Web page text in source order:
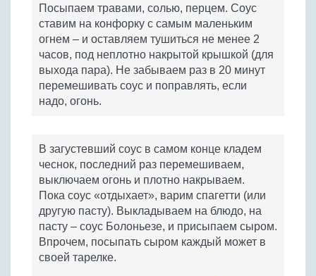
Посыпаем травами, солью, перцем. Соус
ставим на конфорку с самым маленьким
огнем – и оставляем тушиться не менее 2
часов, под неплотно накрытой крышкой (для
выхода пара). Не забываем раз в 20 минут
перемешивать соус и поправлять, если
надо, огонь.
В загустевший соус в самом конце кладем
чеснок, последний раз перемешиваем,
выключаем огонь и плотно накрываем.
Пока соус «отдыхает», варим спагетти (или
другую пасту). Выкладываем на блюдо, на
пасту – соус Болоньезе, и присыпаем сыром.
Впрочем, посыпать сыром каждый может в
своей тарелке.